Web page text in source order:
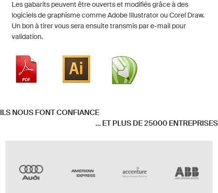
Les gabarits peuvent être ouverts et modifiés grâce à des
logiciels de graphisme comme Adobe Illustrator ou Corel Draw.
Un bon à tirer vous sera ensuite transmis par e-mail pour
validation.
ILS NOUS FONT CONFIANCE
... ET PLUS DE 25000 ENTREPRISES